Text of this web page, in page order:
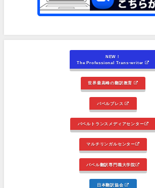
NEW！
The Professional Trans-writer
世界最高峰の翻訳教育
バベルプレス
バベルトランスメディアセンター
マルチリンガルセンター
バベル翻訳専門職大学院
日本翻訳協会